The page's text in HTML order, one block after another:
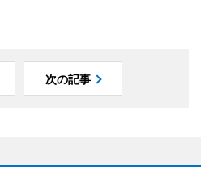
次の記事